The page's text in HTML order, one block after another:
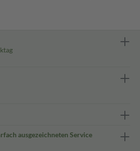
ausgezeichneten Service